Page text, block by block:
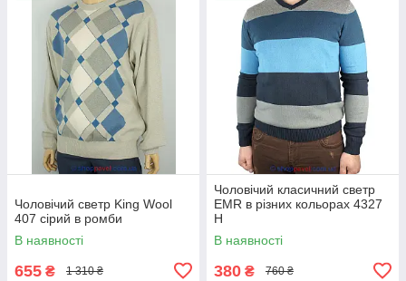
Чоловічий светр King Wool
407 сірий в ромби
В наявності
655 ₴ 1 310 ₴
Чоловічий класичний светр
EMR в різних кольорах 4327
Н
В наявності
380 ₴ 760 ₴